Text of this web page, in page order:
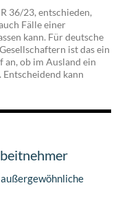
36/23, entschieden,
Fälle einer
kann. Für deutsche
ist das ein
an, ob im Ausland ein
kann
außergewöhnliche